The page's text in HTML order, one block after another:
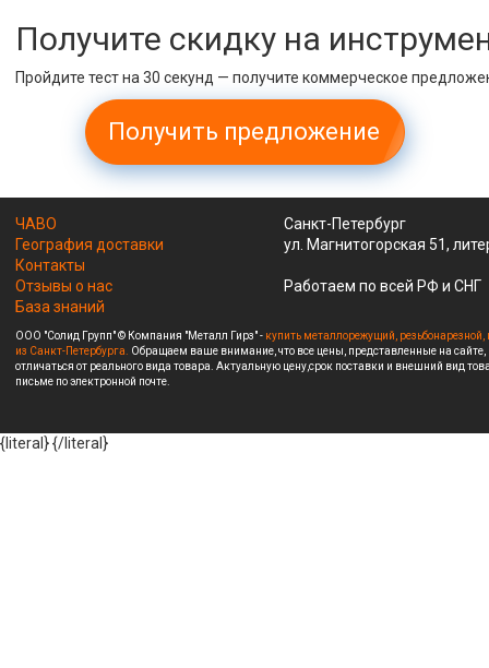
Получите скидку на
Пройдите тест на 30 секунд — получите коммерческое
Получить предложение
ЧАВО
География доставки
Контакты
Отзывы о нас
База знаний
Санкт-Петербург
ул. Магнитогорская 51,
Работаем по всей РФ и СНГ
ООО "Солид Групп" © Компания "Металл Гирз" - купить металлорежущий,
из Санкт-Петербурга. Обращаем ваше внимание, что все цены, представленные на
отличаться от реального вида товара. Актуальную цену,срок поставки и внешний вид
письме по электронной почте.
{literal}{/literal}